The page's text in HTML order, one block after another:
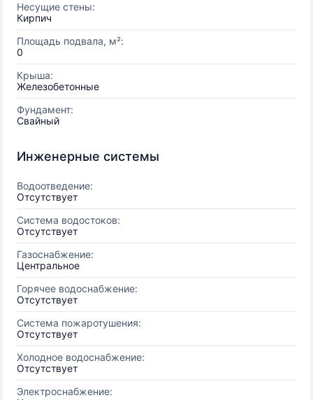
Несущие стены:
Кирпич
Площадь подвала, м²:
0
Крыша:
Железобетонные
Фундамент:
Свайный
Инженерные системы
Водоотведение:
Отсутствует
Система водостоков:
Отсутствует
Газоснабжение:
Центральное
Горячее водоснабжение:
Отсутствует
Система пожаротушения:
Отсутствует
Холодное водоснабжение:
Отсутствует
Электроснабжение: